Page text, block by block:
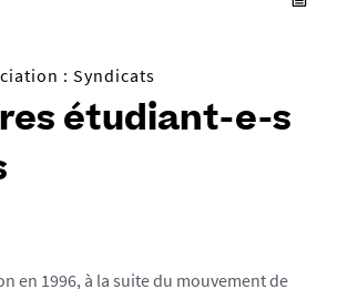
: Syndicats
étudiant-e-s
en 1996, à la suite du mouvement de